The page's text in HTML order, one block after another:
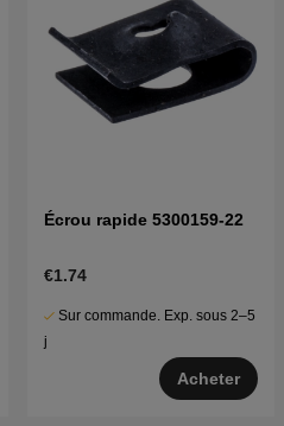
Écrou rapide 5300159-22
€1.74
Sur commande. Exp. sous 2–5
j
Acheter